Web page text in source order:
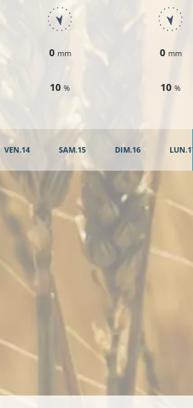
0 mm
10%
0 mm
10%
VEN.14 SAM.15 DIM.16 LUN.17